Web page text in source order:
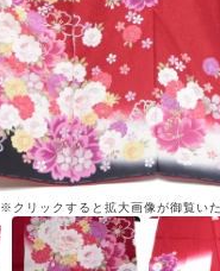
※クリックすると拡大画像が御覧いた